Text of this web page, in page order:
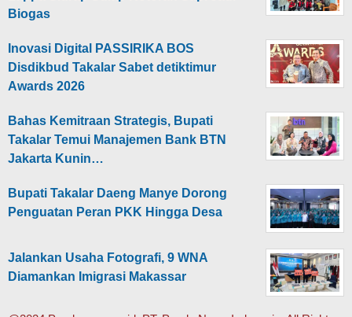
Biogas
Inovasi Digital PASSIRIKA BOS
Disdikbud Takalar Sabet detiktimur
Awards 2026
Bahas Kemitraan Strategis, Bupati
Takalar Temui Manajemen Bank BTN
Jakarta Kunin…
Bupati Takalar Daeng Manye Dorong
Penguatan Peran PKK Hingga Desa
Jalankan Usaha Fotografi, 9 WNA
Diamankan Imigrasi Makassar